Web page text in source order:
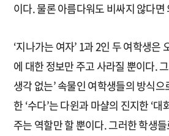
이다. 물론 아름다워도 비싸지 않다면
‘지나가는 여자’ 1과 2인 두 여학생은
에 대한 정보만 주고 사라질 뿐이다.
생각 없는’ 속물인 여학생들의 방식
한 ‘수다’는 다윈과 마샬의 진지한 ‘대
주는 역할만 할 뿐이다. 그러한 학생